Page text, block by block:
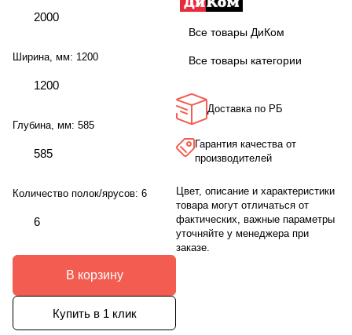
2000
Ширина, мм: 1200
1200
Глубина, мм: 585
585
Количество полок/ярусов: 6
6
В корзину
Купить в 1 клик
Все товары ДиКом
Все товары категории
Доставка по РБ
Гарантия качества от
производителей
Цвет, описание и характеристики
товара могут отличаться от
фактических, важные параметры
уточняйте у менеджера при
заказе.